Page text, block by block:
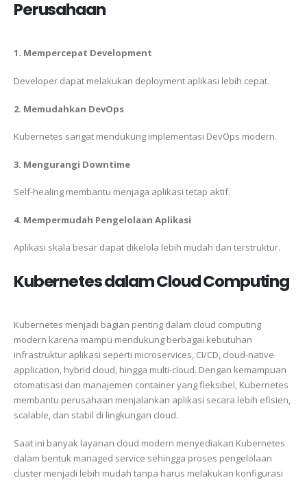
Perusahaan
1. Mempercepat Development
Developer dapat melakukan deployment aplikasi lebih cepat.
2. Memudahkan DevOps
Kubernetes sangat mendukung implementasi DevOps modern.
3. Mengurangi Downtime
Self-healing membantu menjaga aplikasi tetap aktif.
4. Mempermudah Pengelolaan Aplikasi
Aplikasi skala besar dapat dikelola lebih mudah dan terstruktur.
Kubernetes dalam Cloud Computing
Kubernetes menjadi bagian penting dalam cloud computing
modern karena mampu mendukung berbagai kebutuhan
infrastruktur aplikasi seperti microservices, CI/CD, cloud-native
application, hybrid cloud, hingga multi-cloud. Dengan kemampuan
otomatisasi dan manajemen container yang fleksibel, Kubernetes
membantu perusahaan menjalankan aplikasi secara lebih efisien,
scalable, dan stabil di lingkungan cloud.
Saat ini banyak layanan cloud modern menyediakan Kubernetes
dalam bentuk managed service sehingga proses pengelolaan
cluster menjadi lebih mudah tanpa harus melakukan konfigurasi